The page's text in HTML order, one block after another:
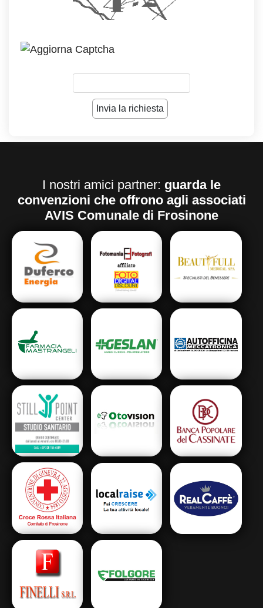
I nostri amici partner: guarda le
convenzioni che offrono agli associati
AVIS Comunale di Frosinone